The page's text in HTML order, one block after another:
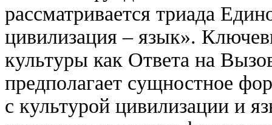
рассматривается триада
цивилизация – язык».
культуры как Ответа на
предполагает сущностное
с культурой цивилизации и